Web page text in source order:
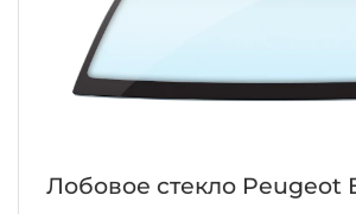
Лобовое стекло Peugeot